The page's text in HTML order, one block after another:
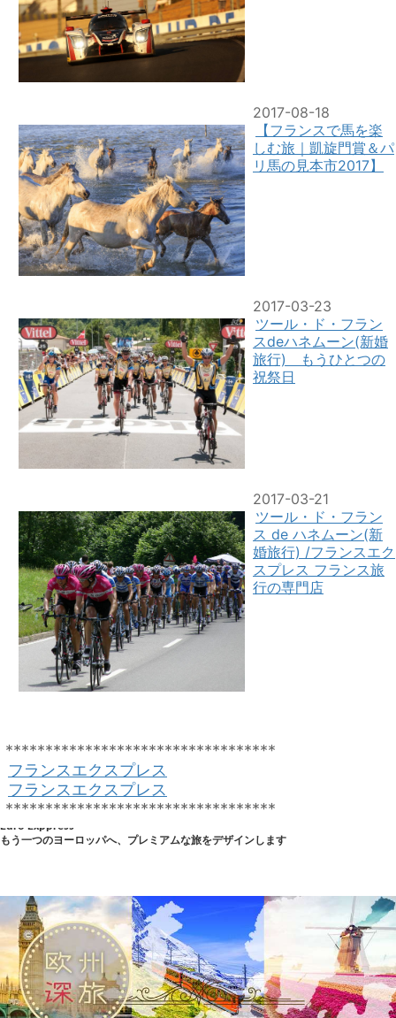
2017-08-18
【フランスで馬を楽
しむ旅｜凱旋門賞＆パ
リ馬の見本市2017】
2017-03-23
ツール・ド・フラン
スdeハネムーン(新婚
旅行) もうひとつの
祝祭日
2017-03-21
ツール・ド・フラン
ス de ハネムーン(新
婚旅行) /フランスエク
スプレス フランス旅
行の専門店
**********************************
フランスエクスプレス
フランスエクスプレス
**********************************
Euro Exppress
もう一つのヨーロッパへ、プレミアムな旅をデザインします